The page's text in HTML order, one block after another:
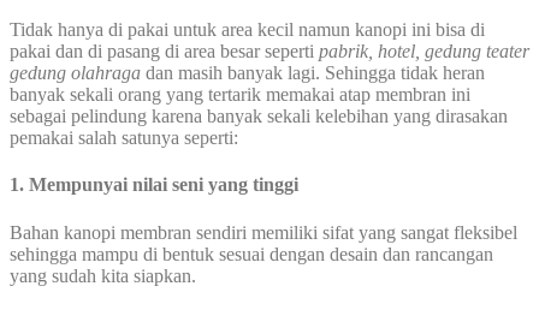
Tidak hanya di pakai untuk area kecil namun kanopi ini bisa di
pakai dan di pasang di area besar seperti pabrik, hotel, gedung teater
gedung olahraga dan masih banyak lagi. Sehingga tidak heran
banyak sekali orang yang tertarik memakai atap membran ini
sebagai pelindung karena banyak sekali kelebihan yang dirasakan
pemakai salah satunya seperti:
1. Mempunyai nilai seni yang tinggi
Bahan kanopi membran sendiri memiliki sifat yang sangat fleksibel
sehingga mampu di bentuk sesuai dengan desain dan rancangan
yang sudah kita siapkan.